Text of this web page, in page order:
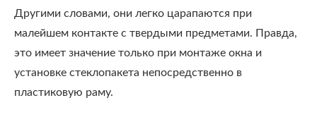
Другими словами, они легко царапаются при
малейшем контакте с твердыми предметами. Правда,
это имеет значение только при монтаже окна и
установке стеклопакета непосредственно в
пластиковую раму.